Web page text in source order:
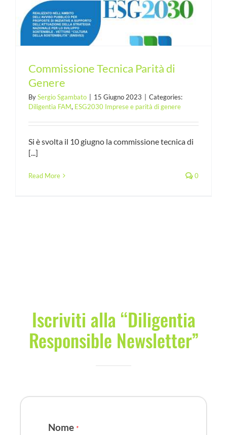
Commissione Tecnica Parità di
Genere
BySergio Sgambato | 15 Giugno 2023 | Categories:
Diligentia FAM, ESG2030 Imprese e parità di genere
Si è svolta il 10 giugno la commissione tecnica di
[...]
Read More 0
Iscriviti alla “Diligentia
Responsible Newsletter”
Nome *